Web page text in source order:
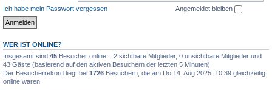
Ich habe mein Passwort vergessen
Angemeldet bleiben
WER IST ONLINE?
Insgesamt sind 45 Besucher online :: 2 sichtbare Mitglieder, 0 unsichtbare Mitglieder und
43 Gäste (basierend auf den aktiven Besuchern der letzten 5 Minuten)
Der Besucherrekord liegt bei 1726 Besuchern, die am Do 14. Aug 2025, 10:39 gleichzeitig
online waren.